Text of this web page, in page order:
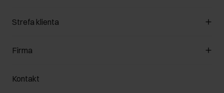
Zarządzaj cookies
Formy płatności
Jak dokonać zwrotu?
Strefa klienta
Klub Klienta
Zwróć produkty
Firma
O nas
Kontakt